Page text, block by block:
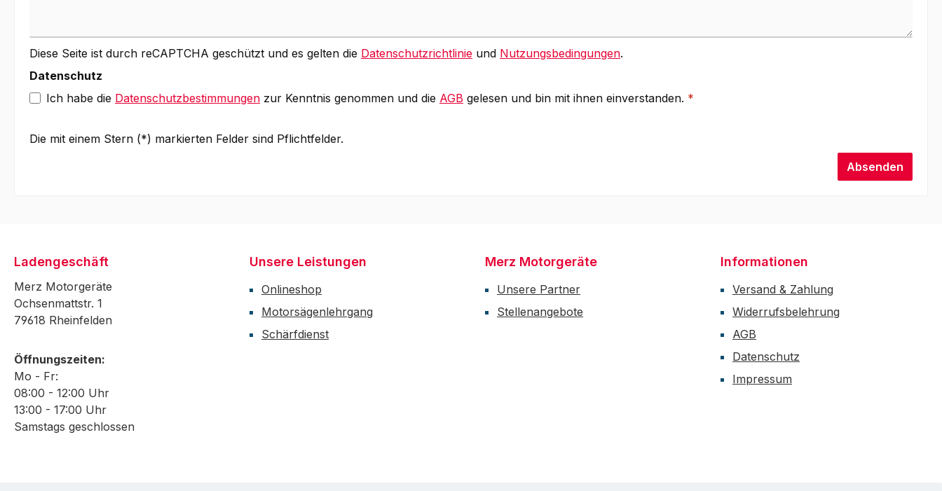
Diese Seite ist durch reCAPTCHA geschützt und es gelten die Datenschutzrichtlinie und Nutzungsbedingungen.
Datenschutz
Ich habe die Datenschutzbestimmungen zur Kenntnis genommen und die AGB gelesen und bin mit ihnen einverstanden. *
Die mit einem Stern (*) markierten Felder sind Pflichtfelder.
Absenden
Ladengeschäft
Merz Motorgeräte
Ochsenmattstr. 1
79618 Rheinfelden
Öffnungszeiten:
Mo - Fr:
08:00 - 12:00 Uhr
13:00 - 17:00 Uhr
Samstags geschlossen
Unsere Leistungen
Onlineshop
Motorsägenlehrgang
Schärfdienst
Merz Motorgeräte
Unsere Partner
Stellenangebote
Informationen
Versand & Zahlung
Widerrufsbelehrung
AGB
Datenschutz
Impressum